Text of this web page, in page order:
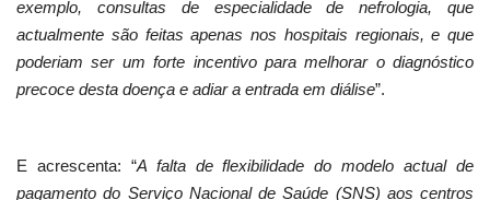
exemplo, consultas de especialidade de nefrologia, que
actualmente são feitas apenas nos hospitais regionais, e que
poderiam ser um forte incentivo para melhorar o diagnóstico
precoce desta doença e adiar a entrada em diálise”.
E acrescenta: “A falta de flexibilidade do modelo actual de
pagamento do Serviço Nacional de Saúde (SNS) aos centros